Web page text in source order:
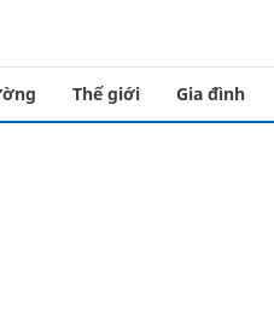
Thế giới Gia đình